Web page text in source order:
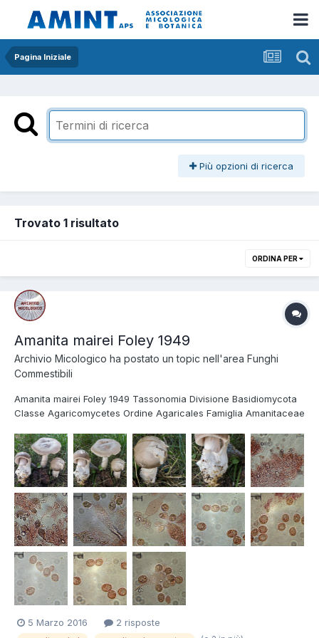
Pagina Iniziale
Più opzioni di ricerca
Trovato 1 risultato
ORDINA PER
Amanita mairei Foley 1949
Archivio Micologico ha postato un topic nell'area Funghi
Commestibili
Amanita mairei Foley 1949 Tassonomia Divisione Basidiomycota
Classe Agaricomycetes Ordine Agaricales Famiglia Amanitaceae
Sinonimi Amanita argentea Huijsman 1959 [sinonimia non
condivisa da tutti gli autori, vedi paragra...
5 Marzo 2016 2 risposte